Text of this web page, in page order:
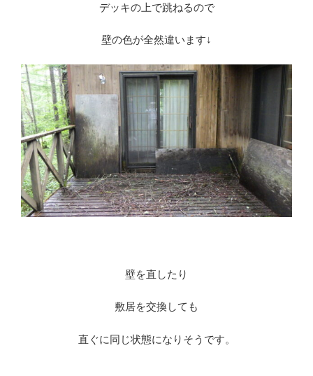
デッキの上で跳ねるので
壁の色が全然違います↓
壁を直したり
敷居を交換しても
直ぐに同じ状態になりそうです。